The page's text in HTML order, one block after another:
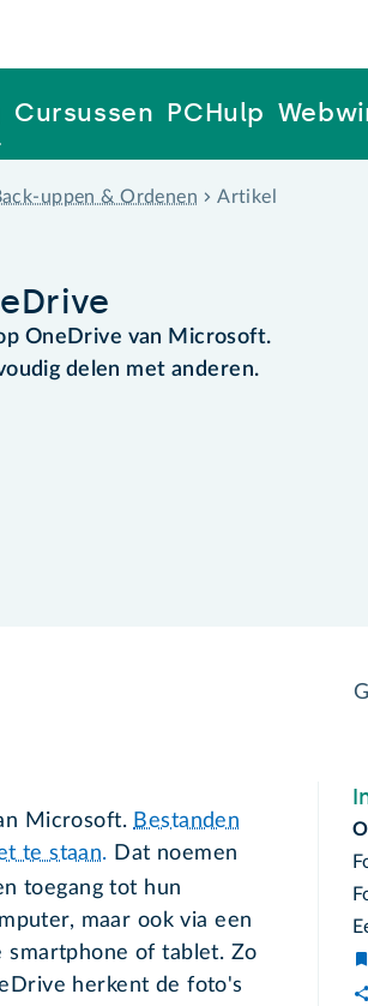
Cursussen PCHulp
uppen & Ordenen Artikel
OneDrive van Microsoft.
delen met anderen.
Microsoft. Bestanden
te staan. Dat noemen
toegang tot hun
maar ook via een
smartphone of tablet. Zo
herkent de foto's